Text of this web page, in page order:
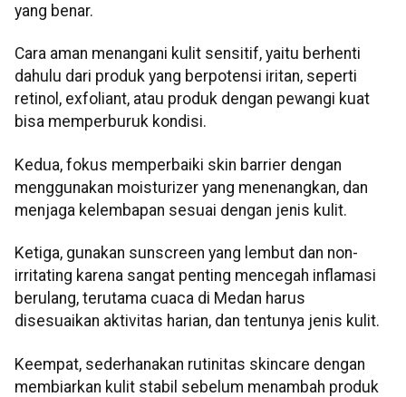
yang benar.
Cara aman menangani kulit sensitif, yaitu berhenti
dahulu dari produk yang berpotensi iritan, seperti
retinol, exfoliant, atau produk dengan pewangi kuat
bisa memperburuk kondisi.
Kedua, fokus memperbaiki skin barrier dengan
menggunakan moisturizer yang menenangkan, dan
menjaga kelembapan sesuai dengan jenis kulit.
Ketiga, gunakan sunscreen yang lembut dan non-
irritating karena sangat penting mencegah inflamasi
berulang, terutama cuaca di Medan harus
disesuaikan aktivitas harian, dan tentunya jenis kulit.
Keempat, sederhanakan rutinitas skincare dengan
membiarkan kulit stabil sebelum menambah produk